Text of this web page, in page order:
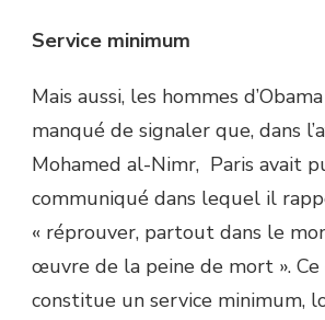
Service minimum
Mais aussi, les hommes
manqué de signaler que, dans
Mohamed al-Nimr, Paris avait
communiqué dans lequel il
« réprouver, partout dans le
œuvre de la peine de mort ».
constitue un service minimum,